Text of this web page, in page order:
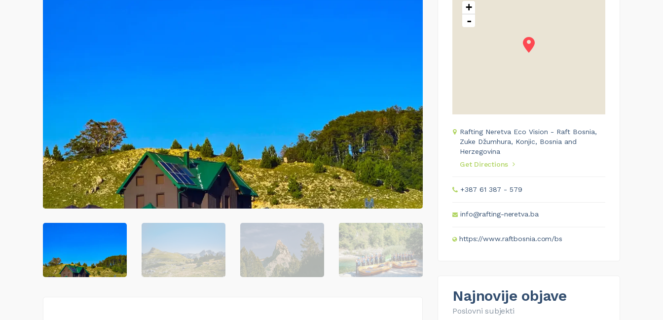
+
-
Rafting Neretva Eco Vision - Raft Bosnia,
Zuke Džumhura, Konjic, Bosnia and
Herzegovina
Get Directions
+387 61 387 - 579
info@rafting-neretva.ba
https://www.raftbosnia.com/bs
Najnovije objave
Poslovni subjekti